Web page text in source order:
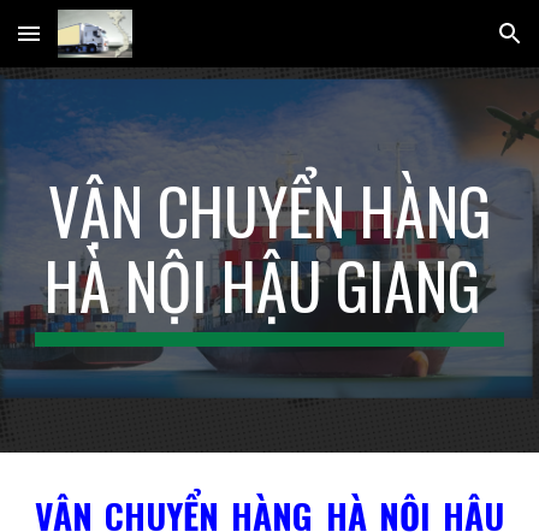
Skip to main content Skip to navigation
VẬN CHUYỂN HÀNG
HÀ NỘI HẬU GIANG
VẬN CHUYỂN HÀNG HÀ NỘI HẬU